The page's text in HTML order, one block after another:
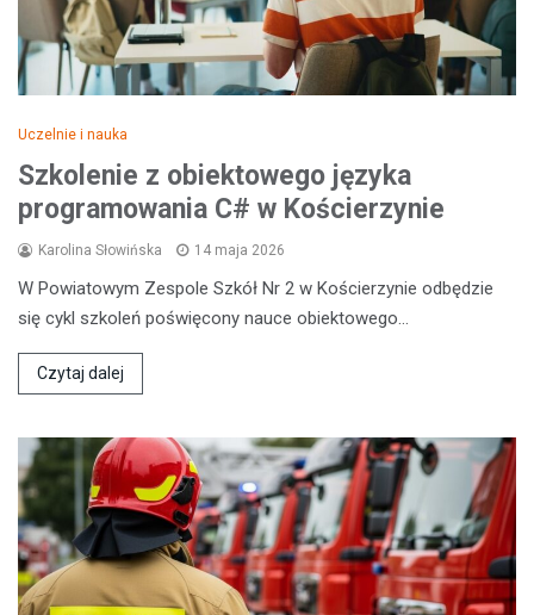
Uczelnie i nauka
Szkolenie z obiektowego języka
programowania C# w Kościerzynie
Karolina Słowińska 14 maja 2026
W Powiatowym Zespole Szkół Nr 2 w Kościerzynie odbędzie
się cykl szkoleń poświęcony nauce obiektowego…
Czytaj dalej